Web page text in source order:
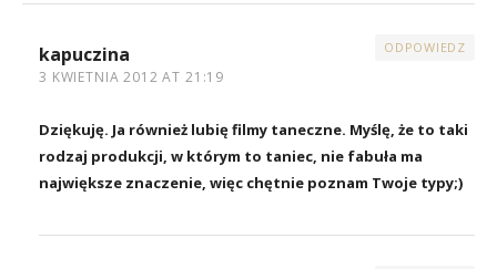
kapuczina
3 KWIETNIA 2012 AT 21:19
ODPOWIEDZ
Dziękuję. Ja również lubię filmy taneczne. Myślę, że to taki
rodzaj produkcji, w którym to taniec, nie fabuła ma
największe znaczenie, więc chętnie poznam Twoje typy;)